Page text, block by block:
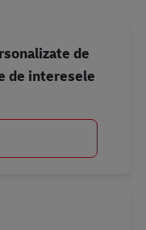
de
de interesele